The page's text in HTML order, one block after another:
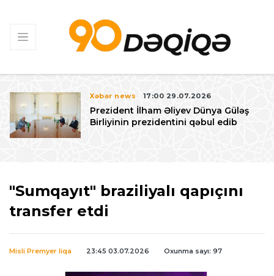
Xəbər news 17:00 29.07.2026
Prezident İlham Əliyev Dünya Güləş
Birliyinin prezidentini qəbul edib
"Sumqayıt" braziliyalı qapıçını
transfer etdi
Misli Premyer liqa 23:45 03.07.2026 Oxunma sayı: 97